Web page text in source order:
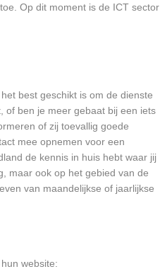
Op dit moment is de ICT sector
best geschikt is om de dienste
of ben je meer gebaat bij een iets
of zij toevallig goede
mee opnemen voor een
de kennis in huis hebt waar jij
maar ook op het gebied van de
van maandelijkse of jaarlijkse
hun website: